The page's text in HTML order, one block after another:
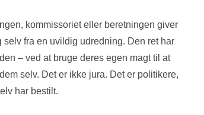
kommissoriet eller beretningen giver
fra en uvildig udredning. Den ret har
– ved at bruge deres egen magt til at
selv. Det er ikke jura. Det er politikere,
har bestilt.